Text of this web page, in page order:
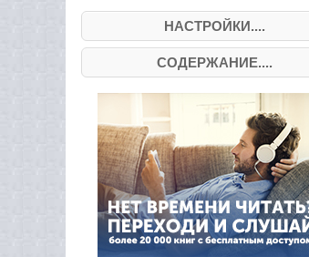
НАСТРОЙКИ....
СОДЕРЖАНИЕ....